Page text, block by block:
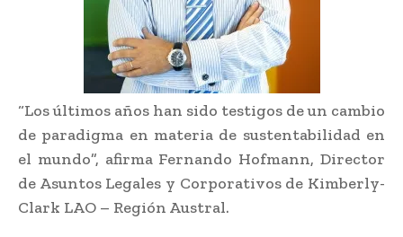
“Los últimos años han sido testigos de un cambio
de paradigma en materia de sustentabilidad en
el mundo”, afirma Fernando Hofmann, Director
de Asuntos Legales y Corporativos de Kimberly-
Clark LAO – Región Austral.